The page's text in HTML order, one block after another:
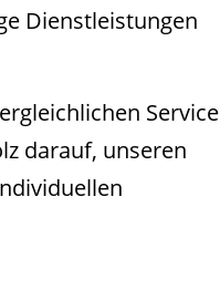
Dienstleistungen
Service
darauf, unseren